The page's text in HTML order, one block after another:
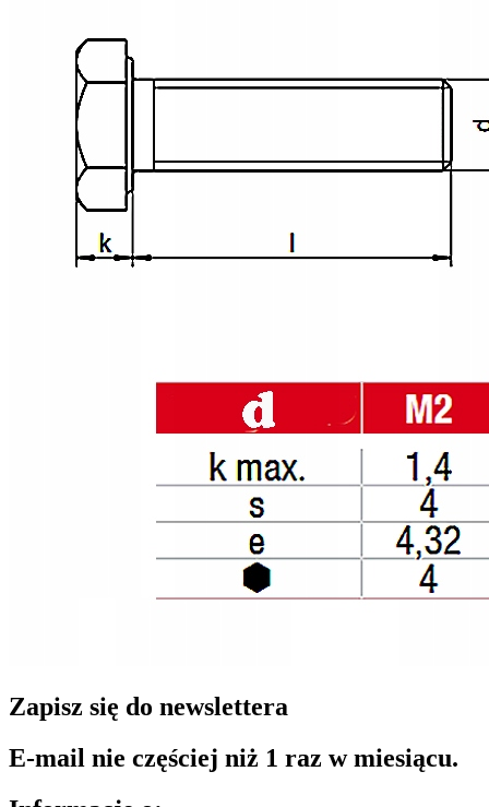
Zapisz się do newslettera
E-mail nie częściej niż 1 raz w miesiącu.